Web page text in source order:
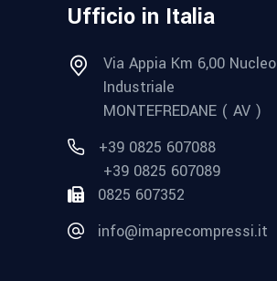
Ufficio in Italia
Via Appia Km 6,00 Nucleo
Industriale
MONTEFREDANE ( AV )
+39 0825 607088
+39 0825 607089
0825 607352
info@imaprecompressi.it